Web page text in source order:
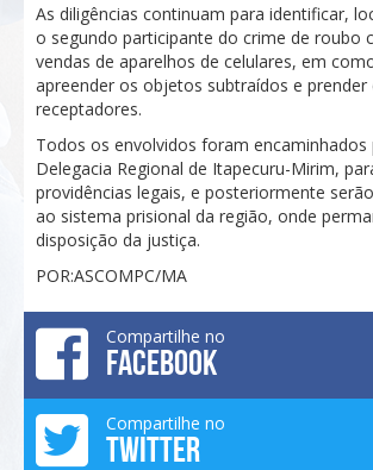
As diligências continuam para identificar,
o segundo participante do crime de roubo
vendas de aparelhos de celulares, em
apreender os objetos subtraídos e prender
receptadores.
Todos os envolvidos foram encaminhados
Delegacia Regional de Itapecuru-Mirim,
providências legais, e posteriormente
ao sistema prisional da região, onde
disposição da justiça.
POR:ASCOMPC/MA
Compartilhe no
FACEBOOK
Compartilhe no
TWITTER